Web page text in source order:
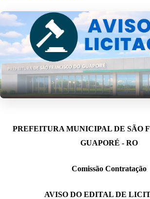
PREFEITURA MUNICIPAL DE SÃO
GUAPORÉ - RO
Comissão Contratação
AVISO DO EDITAL DE